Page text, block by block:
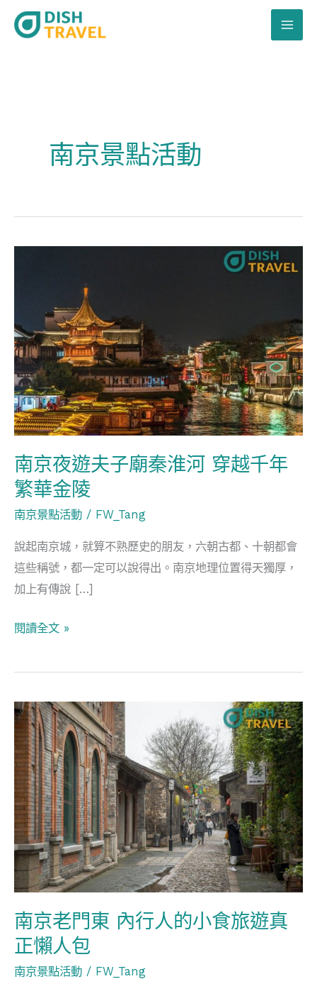
南京景點活動
南京夜遊夫子廟秦淮河 穿越千年
繁華金陵
南京景點活動 / FW_Tang
說起南京城，就算不熟歷史的朋友，六朝古都、十朝都會
這些稱號，都一定可以說得出。南京地理位置得天獨厚，
加上有傳說 […]
夫
子
廟
秦
淮
穿
越
千
繁
華
金
閱讀全文 »
南京老門東 內行人的小食旅遊真
正懶人包
南京景點活動 / FW_Tang
南
京
老
門
東
內
行
人
食
旅
遊